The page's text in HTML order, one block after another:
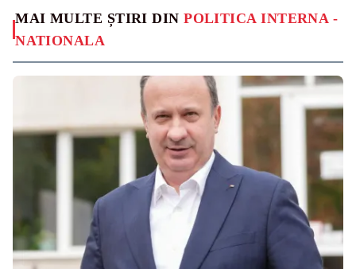
MAI MULTE ȘTIRI DINPOLITICA INTERNA -
NATIONALA